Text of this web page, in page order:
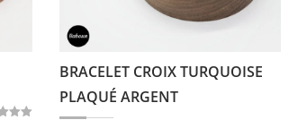
BRACELET CROIX TURQUOISE
PLAQUÉ ARGENT